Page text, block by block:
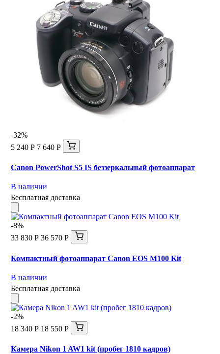
-32%
5 240 Р 7 640 Р
Canon PowerShot S5 IS беззеркальный фотоаппарат
В наличии
Бесплатная доставка
-8%
33 830 Р 36 570 Р
Компактный фотоаппарат Canon EOS M100 Kit
В наличии
Бесплатная доставка
-2%
18 340 Р 18 550 Р
Камера Nikon 1 AW1 kit (пробег 1810 кадров)